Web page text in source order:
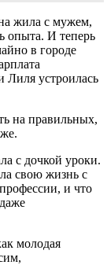
жила с мужем,
опыта. И теперь
в городе
Лиля устроилась
на правильных,
с дочкой уроки.
свою жизнь с
и что
молодая